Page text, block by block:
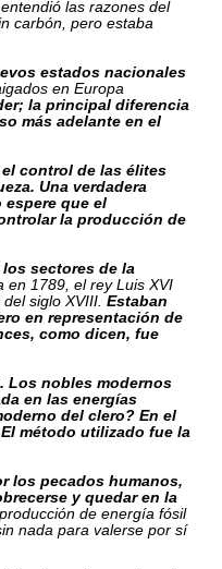
las razones del
carbón, pero estaba
estados nacionales
en Europa
la principal diferencia
más adelante en el
control de las élites
Una verdadera
que el
la producción de
sectores de la
en 1789, el rey Luis XVI
del siglo XVIII.Estaban
en representación de
como dicen, fue
Los nobles modernos
en las energías
del clero? En el
método utilizado fue la
los pecados humanos,
y quedar en la
de energía fósil
nada para valerse por sí